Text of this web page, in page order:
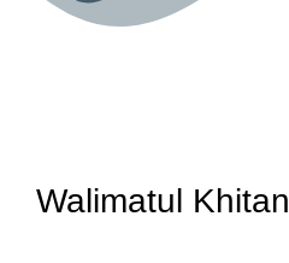
Walimatul Khitan